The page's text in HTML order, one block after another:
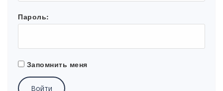
Пароль:
Запомнить меня
Войти